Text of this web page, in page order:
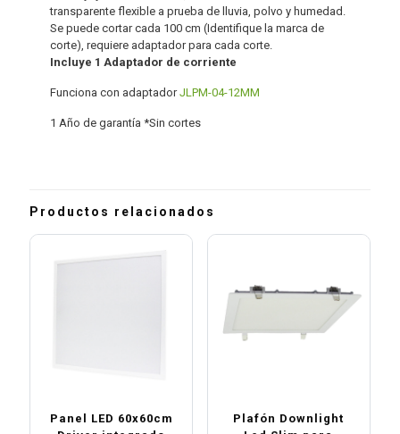
transparente flexible a prueba de lluvia, polvo y humedad.
Se puede cortar cada 100 cm (Identifique la marca de
corte), requiere adaptador para cada corte.
Incluye 1 Adaptador de corriente
Funciona con adaptadorJLPM-04-12MM
1 Año de garantía *Sin cortes
Productos relacionados
Panel LED 60x60cm
Plafón Downlight